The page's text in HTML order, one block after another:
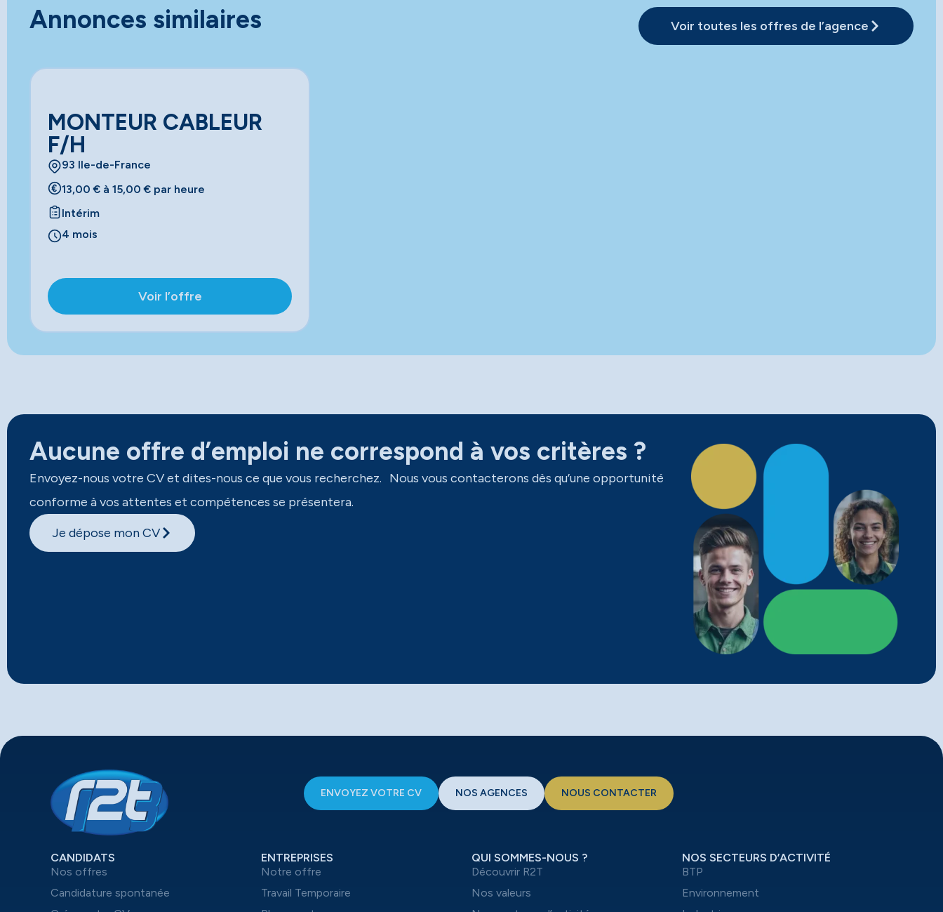
Annonces similaires Voir toutes les offres de l’agence
MONTEUR CABLEUR
F/H
93 Ile-de-France
13,00 € à 15,00 € par heure
Intérim
4 mois
Voir l’offre
Aucune offre d’emploi ne correspond à vos critères ?
Envoyez-nous votre CV et dites-nous ce que vous recherchez. Nous vous contacterons dès qu’une opportunité
conforme à vos attentes et compétences se présentera.
Je dépose mon CV
ENVOYEZ VOTRE CV NOS AGENCES NOUS CONTACTER
CANDIDATS
Nos offres
Candidature spontanée
ENTREPRISES
Notre offre
Travail Temporaire
QUI SOMMES-NOUS ?
Découvrir R2T
Nos valeurs
NOS SECTEURS D’ACTIVITÉ
BTP
Environnement